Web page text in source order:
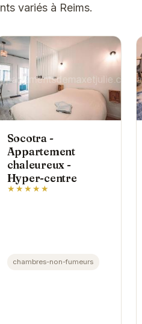
variés à Reims.
Socotra -
Appartement
chaleureux -
Hyper-centre
★★★★★
chambres-non-fumeurs